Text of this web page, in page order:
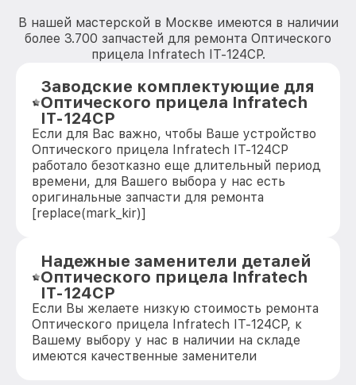
В нашей мастерской в Москве имеются в наличии
более 3.700 запчастей для ремонта Оптического
прицела Infratech IT-124CP.
Заводские комплектующие для
Оптического прицела Infratech
IT-124CP
Если для Вас важно, чтобы Ваше устройство
Оптического прицела Infratech IT-124CP
работало безотказно еще длительный период
времени, для Вашего выбора у нас есть
оригинальные запчасти для ремонта
[replace(mark_kir)]
Надежные заменители деталей
Оптического прицела Infratech
IT-124CP
Если Вы желаете низкую стоимость ремонта
Оптического прицела Infratech IT-124CP, к
Вашему выбору у нас в наличии на складе
имеются качественные заменители